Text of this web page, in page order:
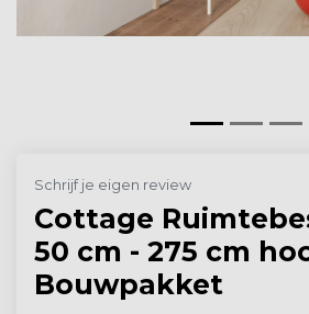
Schrijf je eigen review
Cottage
50 cm - 275 cm
Bouwpakket